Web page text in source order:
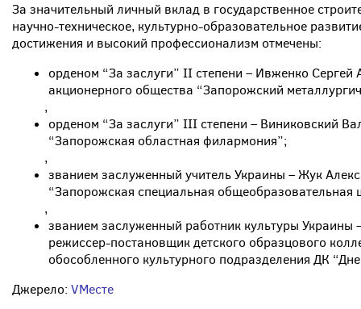
За значительный личный вклад в государственное
научно-техническое, культурно-образовательное
достижения и высокий профессионализм отмечены:
орденом “За заслуги” II степени – Ивженко
акционерного общества “Запорожский
,
орденом “За заслуги” III степени – Виниковский
“Запорожская областная филармония”;
,
званием заслуженный учитель Украины – Жук
“Запорожская специальная общеобразовательная
,
званием заслуженный работник культуры Украины
режиссер-постановщик детского образцового
обособленного культурного подразделения ДК
Джерело: VМесте